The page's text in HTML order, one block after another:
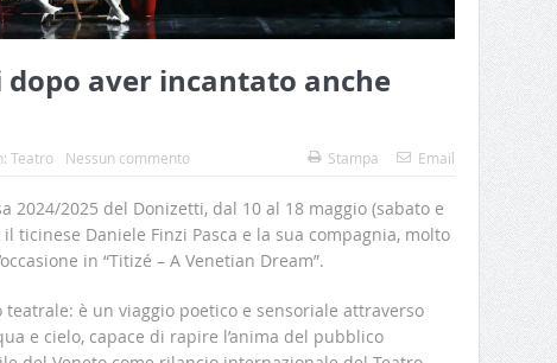
dopo aver incantato anche
Teatro Nessun commento Stampa Email
2024/2025 del Donizetti, dal 10 al 18 maggio (sabato e
ticinese Daniele Finzi Pasca e la sua compagnia, molto
in “Titizé – A Venetian Dream”.
è un viaggio poetico e sensoriale attraverso
e cielo, capace di rapire l’anima del pubblico